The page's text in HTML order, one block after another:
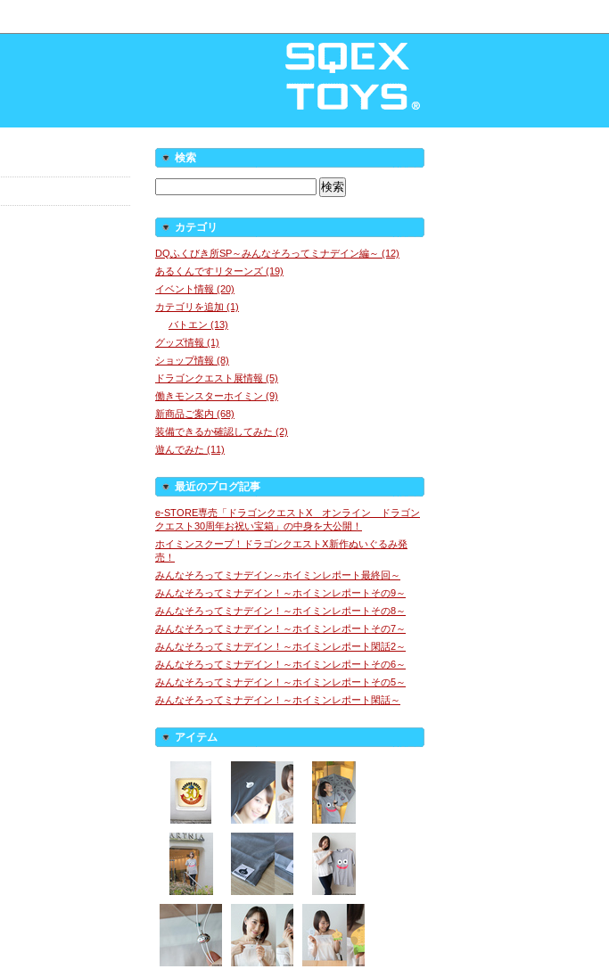
検索
カテゴリ
DQふくびき所SP～みんなそろってミナデイン編～ (12)
あるくんですリターンズ (19)
イベント情報 (20)
カテゴリを追加 (1)
バトエン (13)
グッズ情報 (1)
ショップ情報 (8)
ドラゴンクエスト展情報 (5)
働きモンスターホイミン (9)
新商品ご案内 (68)
装備できるか確認してみた (2)
遊んでみた (11)
最近のブログ記事
e-STORE専売「ドラゴンクエストX オンライン ドラゴン
クエスト30周年お祝い宝箱」の中身を大公開！
ホイミンスクープ！ドラゴンクエストⅩ新作ぬいぐるみ発
売！
みんなそろってミナデイン～ホイミンレポート最終回～
みんなそろってミナデイン！～ホイミンレポートその9～
みんなそろってミナデイン！～ホイミンレポートその8～
みんなそろってミナデイン！～ホイミンレポートその7～
みんなそろってミナデイン！～ホイミンレポート閑話2～
みんなそろってミナデイン！～ホイミンレポートその6～
みんなそろってミナデイン！～ホイミンレポートその5～
みんなそろってミナデイン！～ホイミンレポート閑話～
アイテム